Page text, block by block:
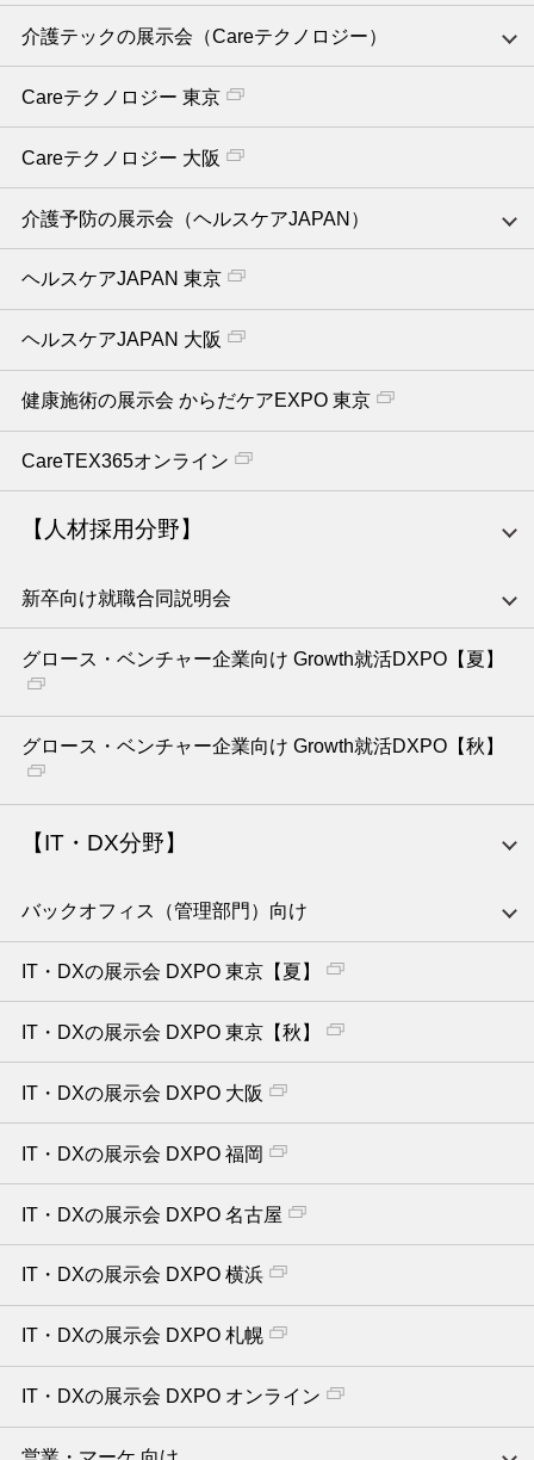
介護テックの展示会（Careテクノロジー）
Careテクノロジー 東京
Careテクノロジー 大阪
介護予防の展示会（ヘルスケアJAPAN）
ヘルスケアJAPAN 東京
ヘルスケアJAPAN 大阪
健康施術の展示会 からだケアEXPO 東京
CareTEX365オンライン
【人材採用分野】
新卒向け就職合同説明会
グロース・ベンチャー企業向け Growth就活DXPO【夏】
グロース・ベンチャー企業向け Growth就活DXPO【秋】
【IT・DX分野】
バックオフィス（管理部門）向け
IT・DXの展示会 DXPO 東京【夏】
IT・DXの展示会 DXPO 東京【秋】
IT・DXの展示会 DXPO 大阪
IT・DXの展示会 DXPO 福岡
IT・DXの展示会 DXPO 名古屋
IT・DXの展示会 DXPO 横浜
IT・DXの展示会 DXPO 札幌
IT・DXの展示会 DXPO オンライン